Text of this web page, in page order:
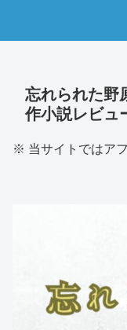
忘れられた野
作小説レビュ
※ 当サイトではア